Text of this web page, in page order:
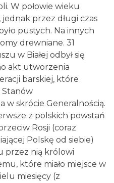
W połowie wieku
przez długi czas
pustych. Na innych
drewniane. 31
w Białej odbył się
akt utworzenia
barskiej, które
Stanów
w skrócie Generalnością.
z polskich powstań
Rosji (coraz
Polskę od siebie)
przez nią królowi
które miało miejsce w
miesięcy (z